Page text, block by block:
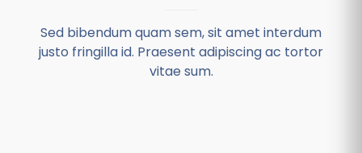
Sed bibendum quam sem, sit amet interdum
justo fringilla id. Praesent adipiscing ac tortor
vitae sum.